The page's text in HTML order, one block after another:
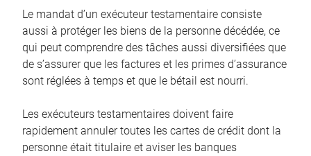
Le mandat d’un exécuteur testamentaire consiste
aussi à protéger les biens de la personne décédée, ce
qui peut comprendre des tâches aussi diversifiées que
de s’assurer que les factures et les primes d’assurance
sont réglées à temps et que le bétail est nourri.
Les exécuteurs testamentaires doivent faire
rapidement annuler toutes les cartes de crédit dont la
personne était titulaire et aviser les banques